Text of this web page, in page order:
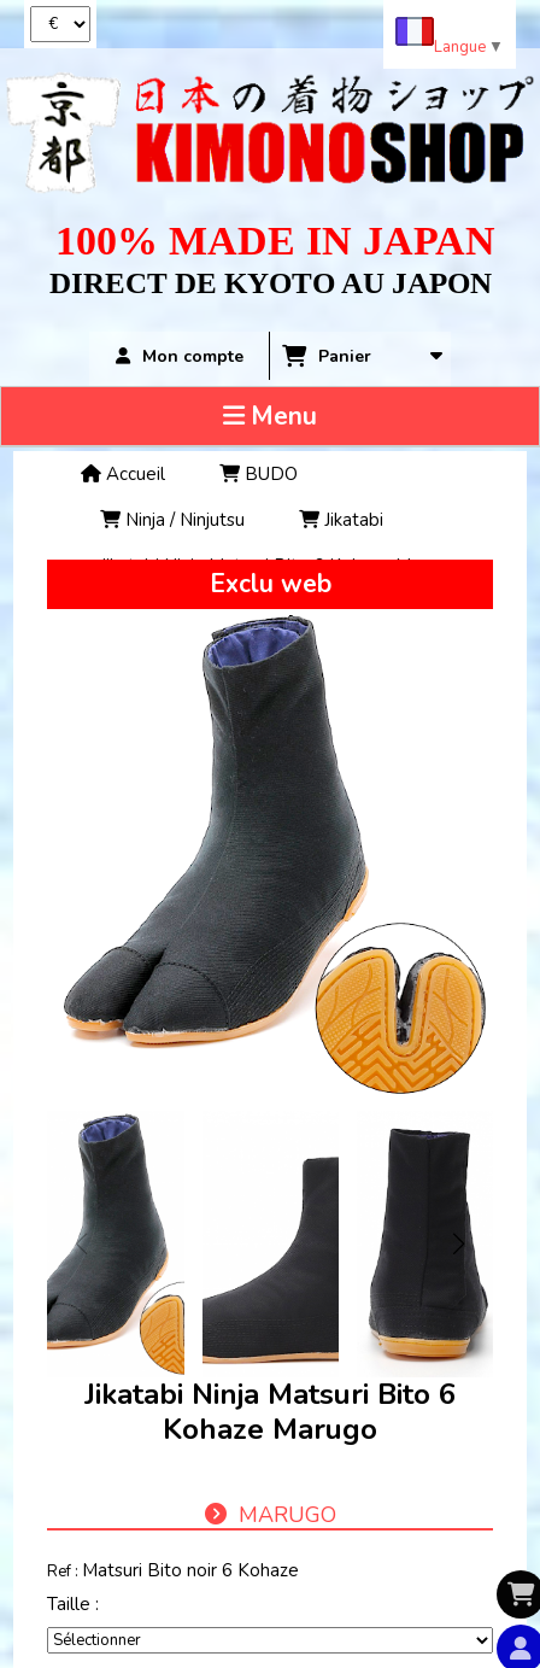
100% MADE IN JAPAN
DIRECT DE KYOTO AU JAPON
Mon compte Panier
Menu
Accueil
BUDO
Ninja / Ninjutsu
Jikatabi
Jikatabi Ninja Matsuri Bito 6 Kohaze Marugo
Exclu web
Jikatabi Ninja Matsuri Bito 6
Kohaze Marugo
MARUGO
Ref : Matsuri Bito noir 6 Kohaze
Taille :
Langue ▼
Panneau de gestion des cookies